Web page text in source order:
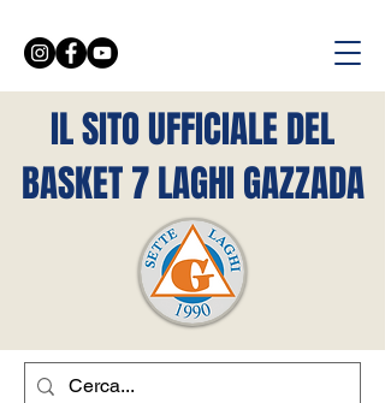
IL SITO UFFICIALE DEL
BASKET 7 LAGHI GAZZADA